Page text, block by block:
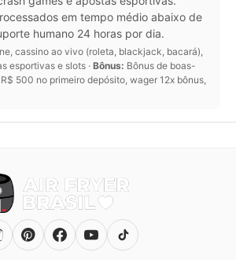
em tempo médio abaixo de
humano 24 horas por dia.
cassino ao vivo (roleta, blackjack, bacará),
esportivas e slots · Bônus: Bônus de boas-
500 no primeiro depósito, wager 12x bônus,